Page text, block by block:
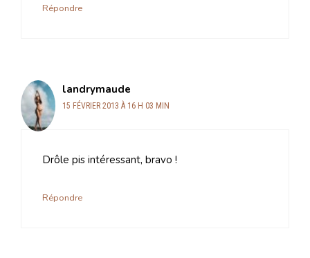
Répondre
landrymaude
15 FÉVRIER 2013 À 16 H 03 MIN
Drôle pis intéressant, bravo !
Répondre